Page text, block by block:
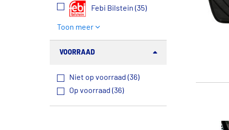
Febi Bilstein (35)
Toon meer
VOORRAAD
Niet op voorraad (36)
Op voorraad (36)